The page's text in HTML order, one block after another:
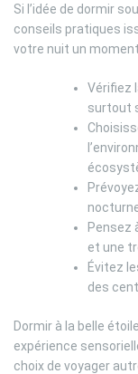
Si l’idée de dormir
conseils pratiques
votre nuit un
Vérifiez
surtout
Pensez
et une
Évitez
des
Dormir à la belle
expérience
choix de voyager